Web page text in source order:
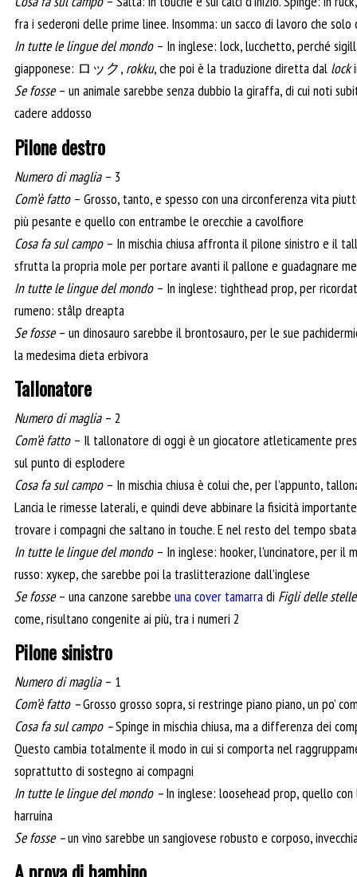
fra i sederoni delle prime linee. Insomma: un sacco di lavoro che
In tutte le lingue del mondo– In inglese: lock, lucchetto, perché
giapponese: ロック, rokku, che poi è la traduzione diretta dal lock
Se fosse– un animale sarebbe senza dubbio la giraffa, di cui noti
cadere addosso
Pilone destro
Numero di maglia– 3
Com’è fatto– Grosso, tanto, e spesso con una circonferenza vita
più pesante e quello con entrambe le orecchie a cavolfiore
Cosa fa sul campo– In mischia chiusa affronta il pilone sinistro e il
sfrutta la propria mole per portare avanti il pallone e guadagnare
In tutte le lingue del mondo– In inglese: tighthead prop, per
rumeno: stâlp dreapta
Se fosse– un dinosauro sarebbe il brontosauro, per le sue
la medesima dieta erbivora
Tallonatore
Numero di maglia– 2
Com’è fatto– Il tallonatore di oggi è un giocatore atleticamente
sul punto di esplodere
Cosa fa sul campo – In mischia chiusa è colui che, per l’appunto,
Lancia le rimesse laterali, e quindi deve abbinare la fisicità
trovare i compagni che saltano in touche. E nel resto del tempo
In tutte le lingue del mondo– In inglese: hooker, l’uncinatore, per il
russo: хукер, che sarebbe poi la traslitterazione dall’inglese
Se fosse– una canzone sarebbe una cover tamarradi Figli delle stelle
come, risultano congenite ai più, tra i numeri 2
Pilone sinistro
Numero di maglia– 1
Com’è fatto –Grosso grosso sopra, si restringe piano piano, un po’
Cosa fa sul campo –Spinge in mischia chiusa, ma a differenza dei
Questo cambia totalmente il modo in cui si comporta nel
soprattutto di sostegno ai compagni
In tutte le lingue del mondo –In inglese: loosehead prop, quello
harruina
Se fosse –un vino sarebbe un sangiovese robusto e corposo,
A prova di bambino